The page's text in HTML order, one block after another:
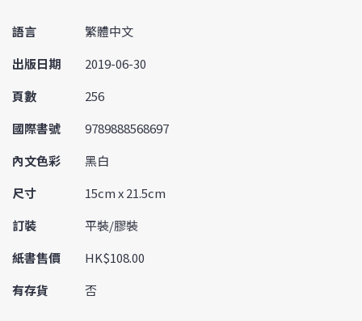
語言
繁體中文
出版日期
2019-06-30
頁數
256
國際書號
9789888568697
內文色彩
黑白
尺寸
15cm x 21.5cm
訂裝
平裝/膠裝
紙書售價
HK$108.00
有存貨
否